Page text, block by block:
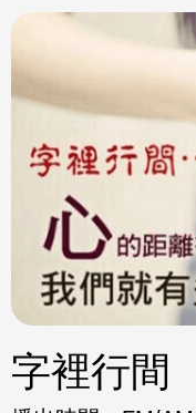
分享
至
eBo
分享
Line
字裡行間